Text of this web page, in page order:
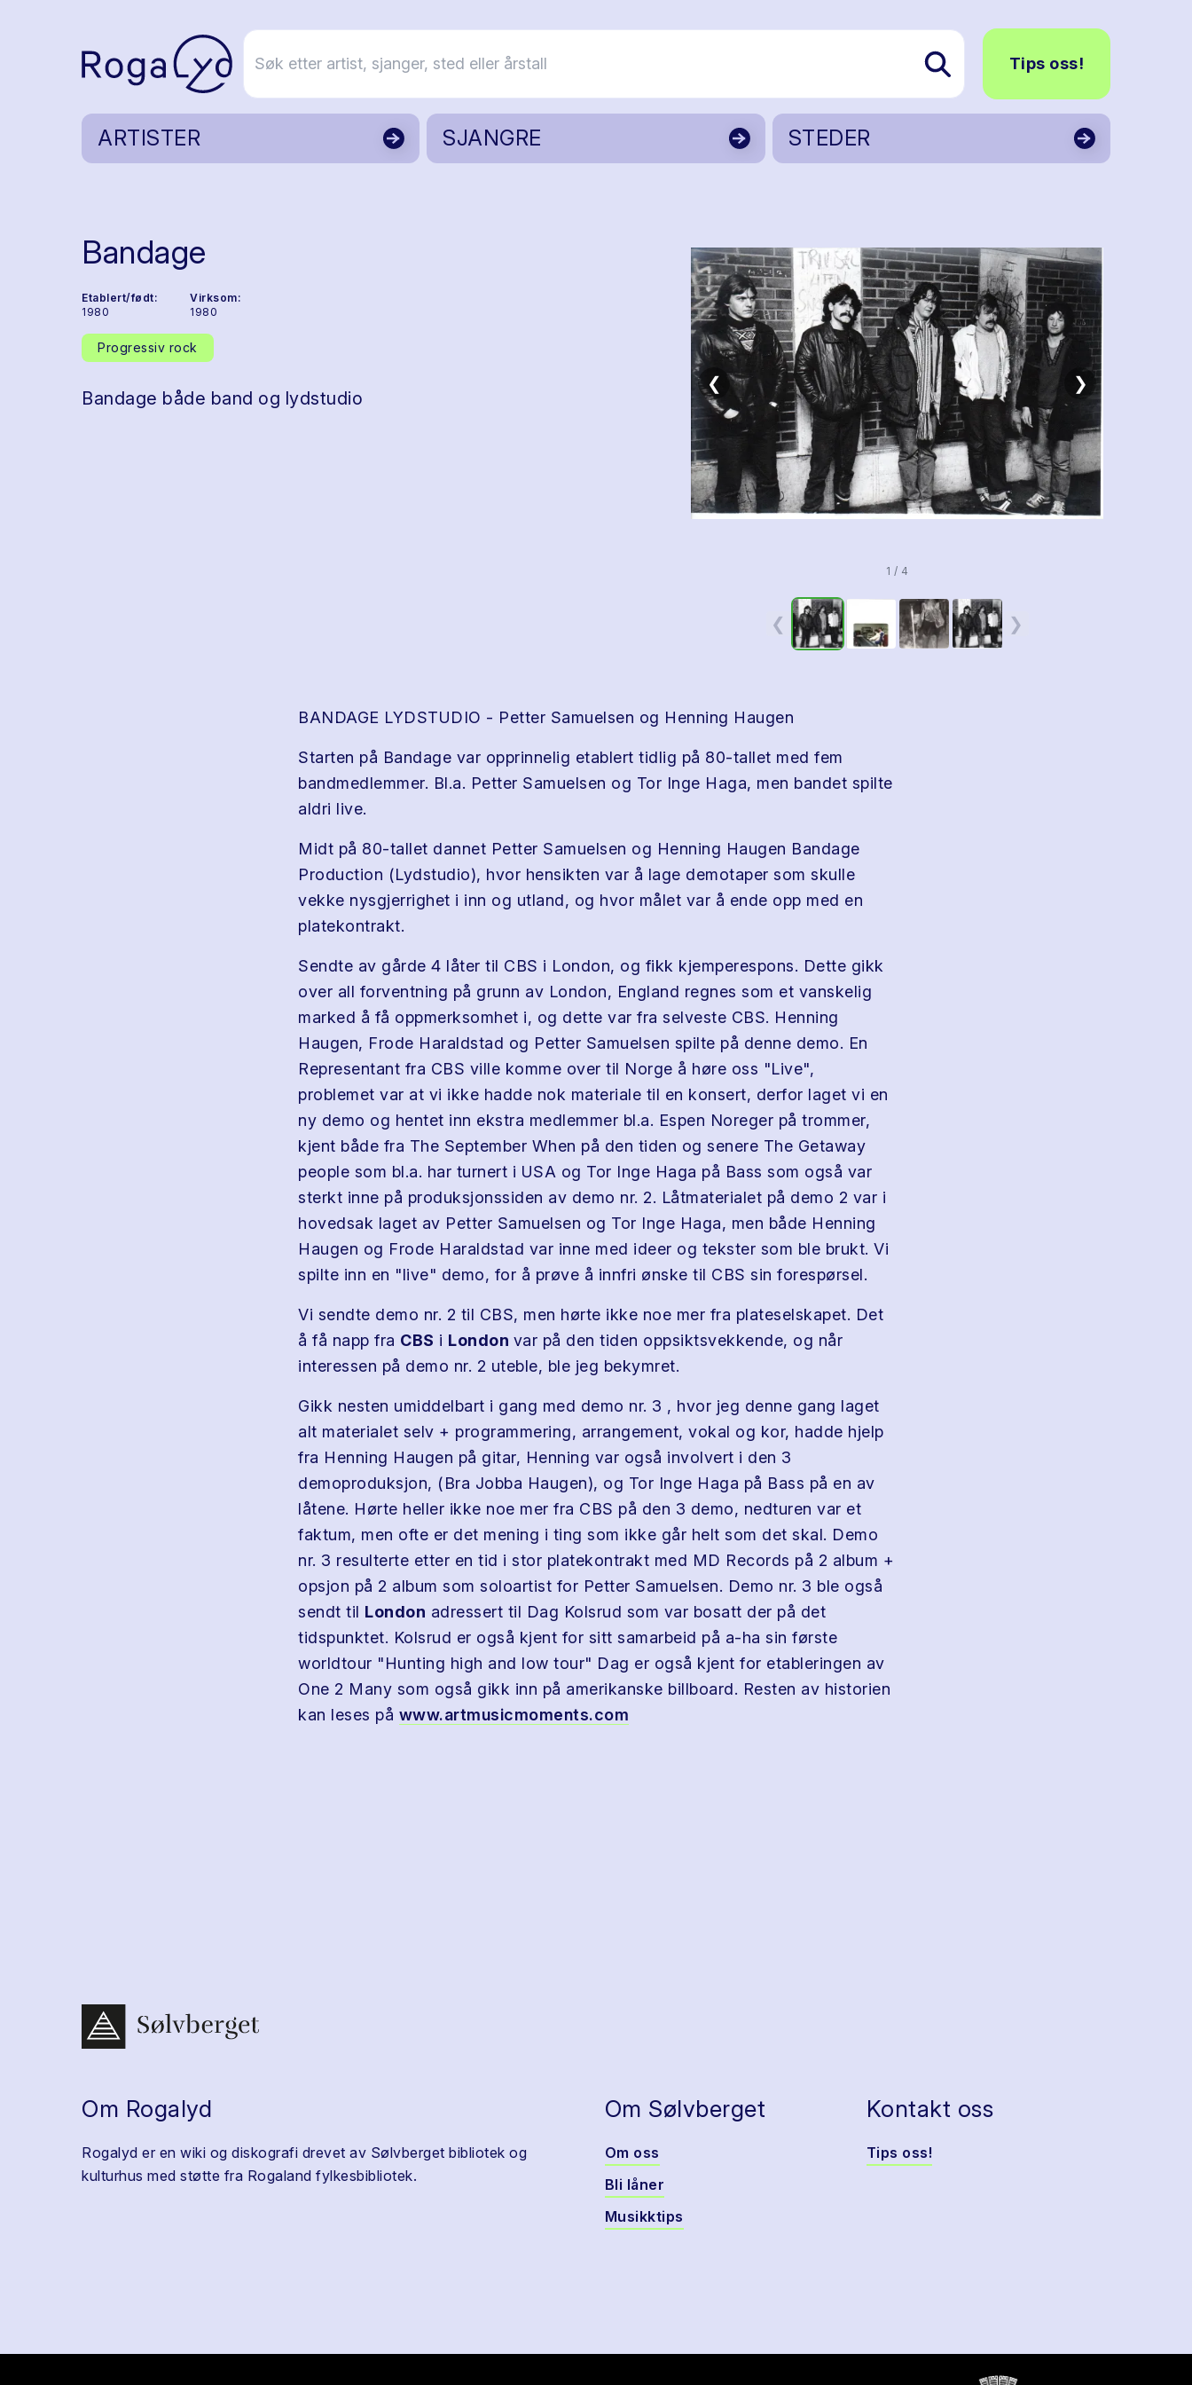
Tips oss!
ARTISTER SJANGRE STEDER
Bandage
Etablert/født:
1980
Virksom:
1980
Progressiv rock
Bandage både band og lydstudio
❮ ❯
1 / 4
❮ ❯
BANDAGE LYDSTUDIO - Petter Samuelsen og Henning Haugen
Starten på Bandage var opprinnelig etablert tidlig på 80-tallet med fem
bandmedlemmer. Bl.a. Petter Samuelsen og Tor Inge Haga, men bandet spilte
aldri live.
Midt på 80-tallet dannet Petter Samuelsen og Henning Haugen Bandage
Production (Lydstudio), hvor hensikten var å lage demotaper som skulle
vekke nysgjerrighet i inn og utland, og hvor målet var å ende opp med en
platekontrakt.
Sendte av gårde 4 låter til CBS i London, og fikk kjemperespons. Dette gikk
over all forventning på grunn av London, England regnes som et vanskelig
marked å få oppmerksomhet i, og dette var fra selveste CBS. Henning
Haugen, Frode Haraldstad og Petter Samuelsen spilte på denne demo. En
Representant fra CBS ville komme over til Norge å høre oss "Live",
problemet var at vi ikke hadde nok materiale til en konsert, derfor laget vi en
ny demo og hentet inn ekstra medlemmer bl.a. Espen Noreger på trommer,
kjent både fra The September When på den tiden og senere The Getaway
people som bl.a. har turnert i USA og Tor Inge Haga på Bass som også var
sterkt inne på produksjonssiden av demo nr. 2. Låtmaterialet på demo 2 var i
hovedsak laget av Petter Samuelsen og Tor Inge Haga, men både Henning
Haugen og Frode Haraldstad var inne med ideer og tekster som ble brukt. Vi
spilte inn en "live" demo, for å prøve å innfri ønske til CBS sin forespørsel.
Vi sendte demo nr. 2 til CBS, men hørte ikke noe mer fra plateselskapet. Det
å få napp fra CBS i London var på den tiden oppsiktsvekkende, og når
interessen på demo nr. 2 uteble, ble jeg bekymret.
Gikk nesten umiddelbart i gang med demo nr. 3 , hvor jeg denne gang laget
alt materialet selv + programmering, arrangement, vokal og kor, hadde hjelp
fra Henning Haugen på gitar, Henning var også involvert i den 3
demoproduksjon, (Bra Jobba Haugen), og Tor Inge Haga på Bass på en av
låtene. Hørte heller ikke noe mer fra CBS på den 3 demo, nedturen var et
faktum, men ofte er det mening i ting som ikke går helt som det skal. Demo
nr. 3 resulterte etter en tid i stor platekontrakt med MD Records på 2 album +
opsjon på 2 album som soloartist for Petter Samuelsen. Demo nr. 3 ble også
sendt til London adressert til Dag Kolsrud som var bosatt der på det
tidspunktet. Kolsrud er også kjent for sitt samarbeid på a-ha sin første
worldtour "Hunting high and low tour" Dag er også kjent for etableringen av
One 2 Many som også gikk inn på amerikanske billboard. Resten av historien
kan leses på www.artmusicmoments.com
Om Rogalyd
Rogalyd er en wiki og diskografi drevet av Sølvberget bibliotek og
kulturhus med støtte fra Rogaland fylkesbibliotek.
Om Sølvberget
Om oss
Bli låner
Musikktips
Kontakt oss
Tips oss!